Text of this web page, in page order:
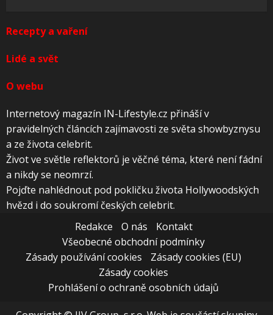
Recepty a vaření
Lidé a svět
O webu
Internetový magazín IN-Lifestyle.cz přináší v
pravidelných článcích zajímavosti ze světa showbyznysu
a ze života celebrit.
Život ve světle reflektorů je věčné téma, které není fádní
a nikdy se neomrzí.
Pojďte nahlédnout pod pokličku života Hollywoodských
hvězd i do soukromí českých celebrit.
Redakce
O nás
Kontakt
Všeobecné obchodní podmínky
Zásady používání cookies
Zásady cookies (EU)
Zásady cookies
Prohlášení o ochraně osobních údajů